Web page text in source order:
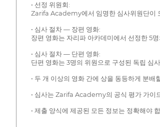
• 선정 위원회:
Zarifa Academy에서 임명한 심사위원단이
• 심사 절차 — 장편 영화:
장편 영화는 자리파 아카데미에서 선정한 5
• 심사 절차 — 단편 영화:
단편 영화는 3명의 위원으로 구성된 독립 심
• 두 개 이상의 영화 간에 상을 동등하게 분배
• 심사는 Zarifa Academy의 공식 평가 가이
• 제출 양식에 제공된 모든 정보는 정확해야